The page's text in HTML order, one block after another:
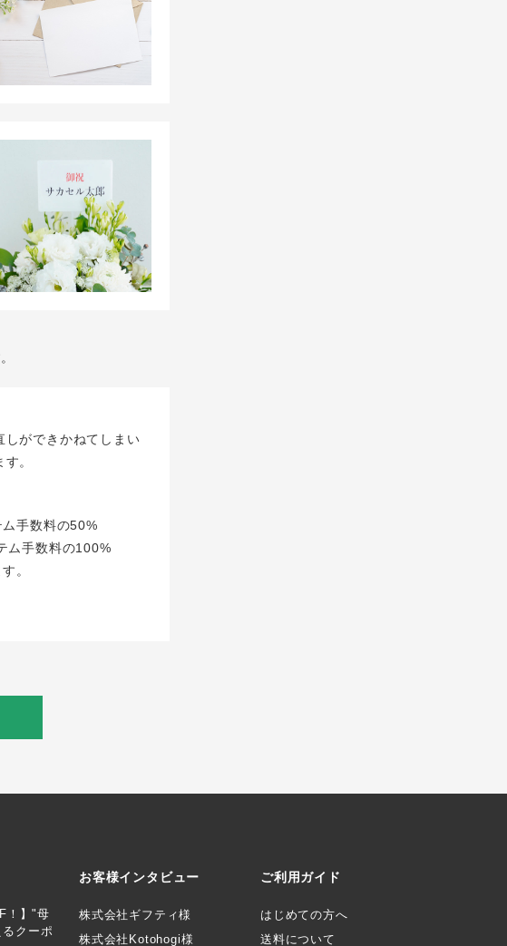
しができかねてしまい
。
手数料の50%
ム手数料の100%
。
！】"母
クーポ
お客様インタビュー
株式会社ギフティ様
株式会社Kotohogi様
ご利用ガイド
はじめての方へ
送料について